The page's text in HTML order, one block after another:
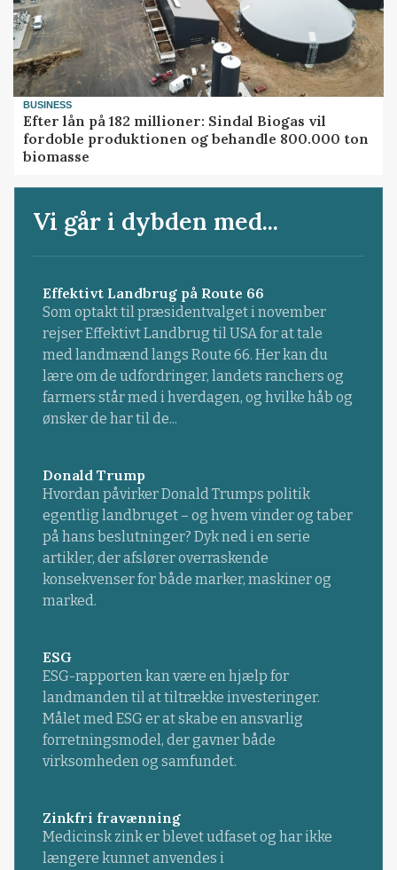
BUSINESS
Efter lån på 182 millioner: Sindal Biogas vil
fordoble produktionen og behandle 800.000 ton
biomasse
Vi går i dybden med...
Effektivt Landbrug på Route 66
Som optakt til præsidentvalget i november
rejser Effektivt Landbrug til USA for at tale
med landmænd langs Route 66. Her kan du
lære om de udfordringer, landets ranchers og
farmers står med i hverdagen, og hvilke håb og
ønsker de har til de...
Donald Trump
Hvordan påvirker Donald Trumps politik
egentlig landbruget – og hvem vinder og taber
på hans beslutninger? Dyk ned i en serie
artikler, der afslører overraskende
konsekvenser for både marker, maskiner og
marked.
ESG
ESG-rapporten kan være en hjælp for
landmanden til at tiltrække investeringer.
Målet med ESG er at skabe en ansvarlig
forretningsmodel, der gavner både
virksomheden og samfundet.
Zinkfri fravænning
Medicinsk zink er blevet udfaset og har ikke
længere kunnet anvendes i